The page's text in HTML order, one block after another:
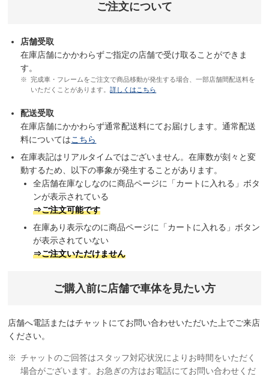
ご注文について
店舗受取
在庫店舗にかかわらずご指定の店舗で受け取ることができま
す。
完成車・フレームをご注文で商品移動が発生する場合、一部店舗間配送料を
いただくことがあります。詳しくはこちら
配送受取
在庫店舗にかかわらず通常配送料にてお届けします。通常配送
料についてはこちら
在庫表記はリアルタイムではございません。在庫数が刻々と変
動するため、以下の事象が発生することがあります。
全店舗在庫なしなのに商品ページに「カートに入れる」ボタ
ンが表示されている
⇒ご注文可能です
在庫あり表示なのに商品ページに「カートに入れる」ボタン
が表示されていない
⇒ご注文いただけません
ご購入前に店舗で車体を見たい方
店舗へ電話またはチャットにてお問い合わせいただいた上でご来店
ください。
チャットのご回答はスタッフ対応状況によりお時間をいただく
場合がございます。お急ぎの方はお電話にてお問い合わせくだ